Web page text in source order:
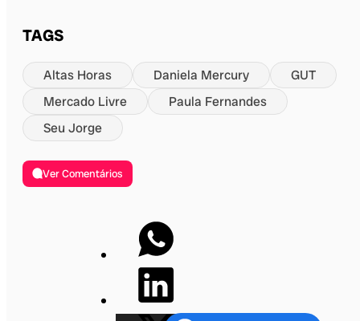
TAGS
Altas Horas Daniela Mercury
GUT
Mercado Livre
Paula Fernandes
Seu Jorge
Ver Comentários